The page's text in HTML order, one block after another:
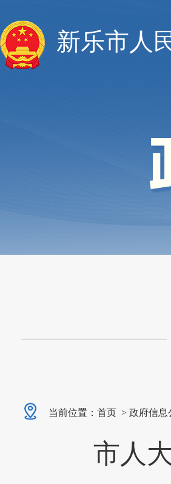
新乐市人
当前位置： 首页 > 政府信息
市人